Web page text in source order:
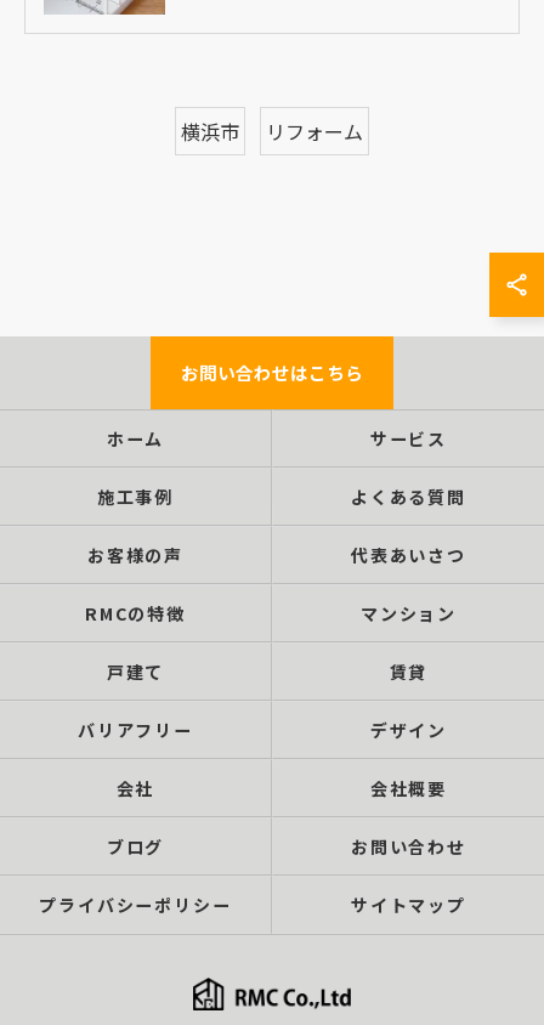
横浜市 リフォーム
お問い合わせはこちら
ホーム サービス
施工事例 よくある質問
お客様の声 代表あいさつ
RMCの特徴 マンション
戸建て 賃貸
バリアフリー デザイン
会社 会社概要
ブログ お問い合わせ
プライバシーポリシー サイトマップ